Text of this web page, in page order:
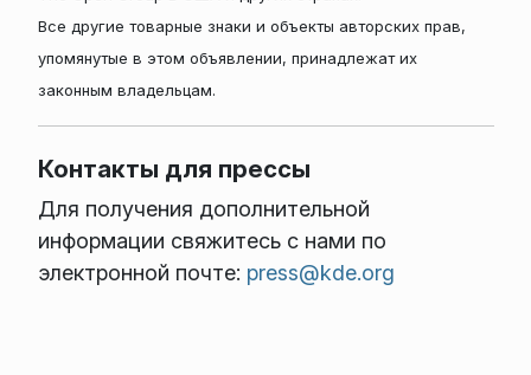
Все другие товарные знаки и объекты авторских прав,
упомянутые в этом объявлении, принадлежат их
законным владельцам.
Контакты для прессы
Для получения дополнительной
информации свяжитесь с нами по
электронной почте: press@kde.org